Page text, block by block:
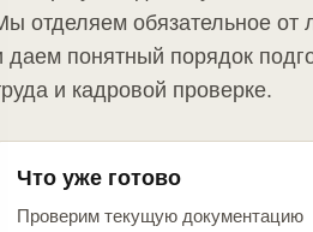
отделяем обязательное от
даем понятный порядок
и кадровой проверке.
Что уже готово
Проверим текущую документацию